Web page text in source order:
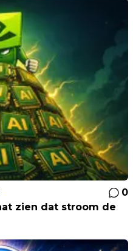
0
zien dat stroom de